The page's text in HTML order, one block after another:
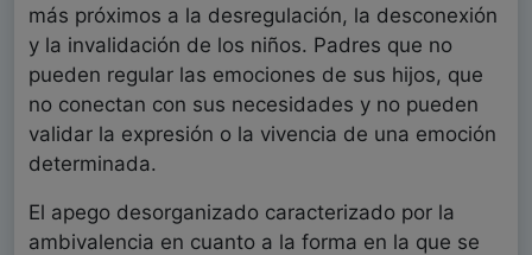
más próximos a la desregulación, la desconexión
y la invalidación de los niños. Padres que no
pueden regular las emociones de sus hijos, que
no conectan con sus necesidades y no pueden
validar la expresión o la vivencia de una emoción
determinada.
El apego desorganizado caracterizado por la
ambivalencia en cuanto a la forma en la que se